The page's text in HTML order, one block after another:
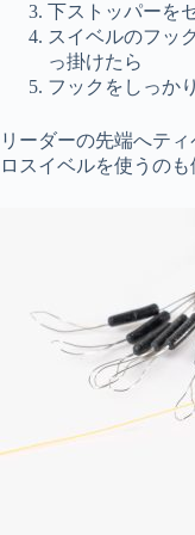
下ストッパーを
スイベルのフッ
っ掛けたら
フックをしっか
リーダーの先端へテ
ロスイベルを使うのも